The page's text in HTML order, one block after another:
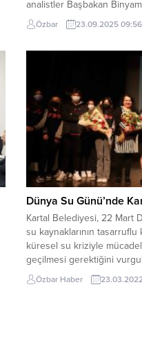
analistler Başbakan
politikalarının uluslararası
etkisi yarattığını belirtti.
tanımaların İsrail’in
derinleştirdiğini ifade
gazetesinden Limor
böyle...
Özbar 23.09.2025 09:56
Dünya Su Günü’nde
Kartal Belediyesi, 22 Mart
su kaynaklarının tasarruflu
küresel su kriziyle
geçilmesi gerektiğini
düzenledi. Kartal
Müdürlüğü tarafından
Özbar Haber